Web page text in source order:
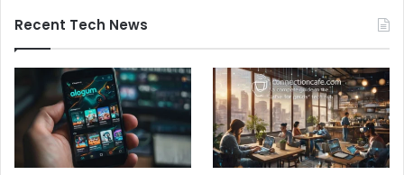
Recent Tech News